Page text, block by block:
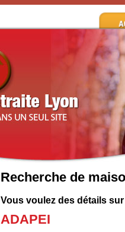
Recherche de
Vous voulez des détails
ADAPEI